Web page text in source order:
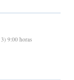
9:00 horas